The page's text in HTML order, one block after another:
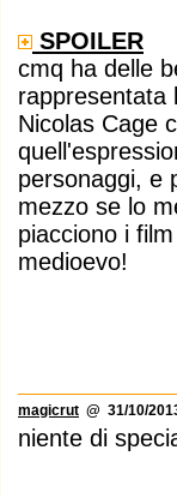
SPOILER
cmq ha delle
rappresentata
Nicolas Cage
personaggi, e
mezzo se lo
piacciono i
medioevo!
magicrut @ 31/10/
niente di